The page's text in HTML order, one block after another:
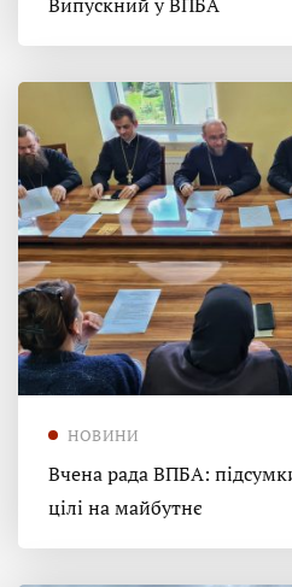
Випускний у ВПБА
НОВИНИ
Вчена рада ВПБА:
цілі на майбутнє